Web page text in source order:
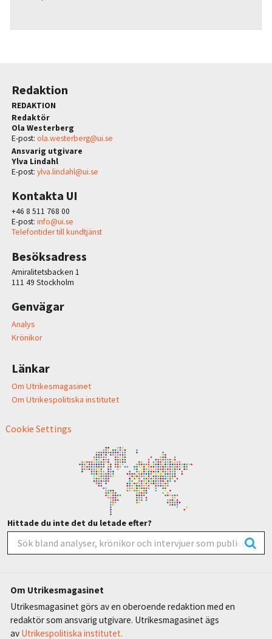
Redaktion
REDAKTION
Redaktör
Ola Westerberg
E-post: ola.westerberg@ui.se
Ansvarig utgivare
Ylva Lindahl
E-post: ylva.lindahl@ui.se
Kontakta UI
+46 8 511 768 00
E-post: info@ui.se
Telefontider till kundtjänst
Besöksadress
Amiralitetsbacken 1
111 49 Stockholm
Genvägar
Analys
Krönikor
Länkar
Om Utrikesmagasinet
Om Utrikespolitiska institutet
Cookie Settings
Hittade du inte det du letade efter?
Om Utrikesmagasinet
Utrikesmagasinet görs av en oberoende redaktion med en
redaktör som ansvarig utgivare. Utrikesmagasinet ägs
av Utrikespolitiska institutet.